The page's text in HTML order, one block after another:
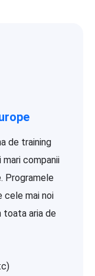
de training
companii
Programele
cele mai noi
toata aria de